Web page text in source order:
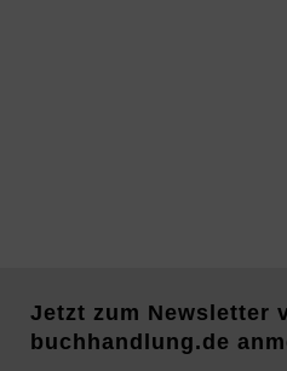
Jetzt zum Newsletter
buchhandlung.de